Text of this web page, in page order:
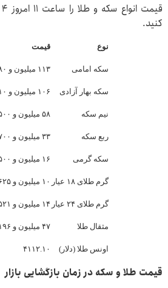
کنید.
نوع قیمت
سکه امامی ۱۱۳ میلیون و ۱۸۰ هزار تومان
سکه بهار آزادی ۱۰۶ میلیون و ۲۱۰ هزار تومان
نیم سکه ۵۸ میلیون و ۵۰۰ هزار تومان
ربع سکه ۳۳ میلیون و ۷۰۰ هزار تومان
سکه گرمی ۱۶ میلیون و ۵۰۰ هزار تومان
گرم طلای ۱۸ عیار ۱۰ میلیون و ۶۲۵ هزار تومان
گرم طلای ۲۴ عیار ۱۴ میلیون و ۵۲۱ هزار تومان
مثقال طلا ۴۷ میلیون و ۱۹۶ هزار تومان
اونس طلا (دلار) ۴۱۱۲.۱۰
قیمت طلا و سکه در زمان بازگشایی بازار